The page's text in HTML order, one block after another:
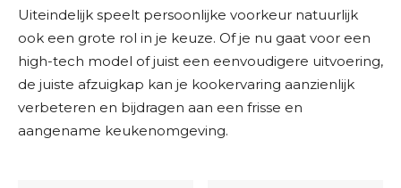
Uiteindelijk speelt persoonlijke voorkeur natuurlijk
ook een grote rol in je keuze. Of je nu gaat voor een
high-tech model of juist een eenvoudigere uitvoering,
de juiste afzuigkap kan je kookervaring aanzienlijk
verbeteren en bijdragen aan een frisse en
aangename keukenomgeving.